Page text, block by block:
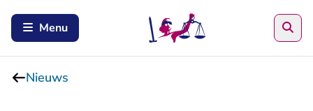
Menu
Nieuws